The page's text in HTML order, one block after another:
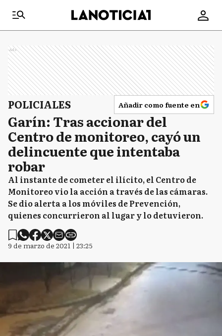
Ads
POLICIALES Añadir como fuente en
Garín: Tras accionar del
Centro de monitoreo, cayó un
delincuente que intentaba
robar
Al instante de cometer el ilícito, el Centro de
Monitoreo vio la acción a través de las cámaras.
Se dio alerta a los móviles de Prevención,
quienes concurrieron al lugar y lo detuvieron.
9 de marzo de 2021 | 23:25